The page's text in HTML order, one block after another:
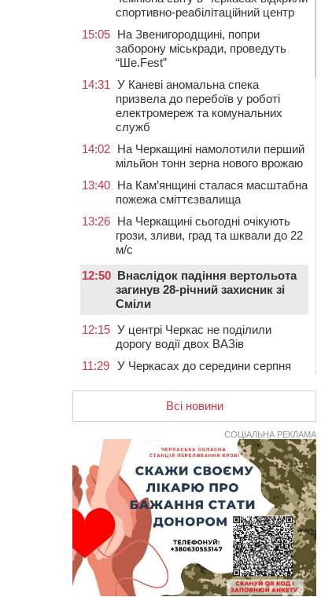
спортивно-реабілітаційний центр
15:05 На Звенигородщині, попри
заборону міськради, проведуть
“Ше.Fest”
14:31 У Каневі аномальна спека
призвела до перебоїв у роботі
електромереж та комунальних
служб
14:02 На Черкащині намолотили перший
мільйон тонн зерна нового врожаю
13:40 На Кам’янщині сталася масштабна
пожежа сміттєзвалища
13:26 На Черкащині сьогодні очікують
грози, зливи, град та шквали до 22
м/с
12:50 Внаслідок падіння вертольота
загинув 28-річний захисник зі
Сміли
12:15 У центрі Черкас не поділили
дорогу водії двох ВАЗів
11:29 У Черкасах до середини серпня
вулицях
збільшилась уп’ятеро з початку
повномасштабної війни
10:15
У Черкасах водій Audi Q5
спричинив аварію, не пропустивши
інший кросовер
09:42
“Черкасиводоканал” пропонує
підвищити тарифи на воду та
водовідведення з 2027 року
09:08
Встановити гойдалки, карусель і
закупити іграшки: у Черкасах
Всі новини
СОЦІАЛЬНА РЕКЛАМА